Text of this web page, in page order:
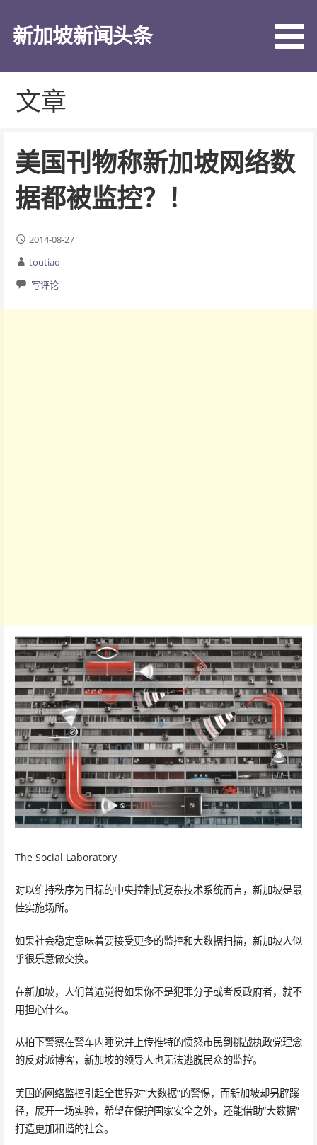
新加坡新闻头条
文章
美国刊物称新加坡网络数
据都被监控？！
2014-08-27
toutiao
写评论
The Social Laboratory
对以维持秩序为目标的中央控制式复杂技术系统而言，新加坡是最
佳实施场所。
如果社会稳定意味着要接受更多的监控和大数据扫描，新加坡人似
乎很乐意做交换。
在新加坡，人们普遍觉得如果你不是犯罪分子或者反政府者，就不
用担心什么。
从拍下警察在警车内睡觉并上传推特的愤怒市民到挑战执政党理念
的反对派博客，新加坡的领导人也无法逃脱民众的监控。
美国的网络监控引起全世界对“大数据”的警惕，而新加坡却另辟蹊
径，展开一场实验，希望在保护国家安全之外，还能借助“大数据”
打造更加和谐的社会。